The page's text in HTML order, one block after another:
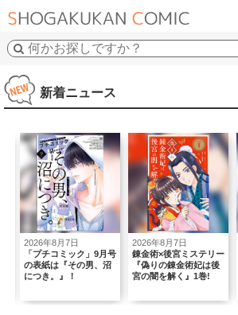
新着ニュース
2026年8月7日
錬金術×後宮ミステリー
『偽りの錬金術妃は後
宮の闇を解く』1巻!
2026年8月7日
年下“沼”系男子、本気
の恋人できました――